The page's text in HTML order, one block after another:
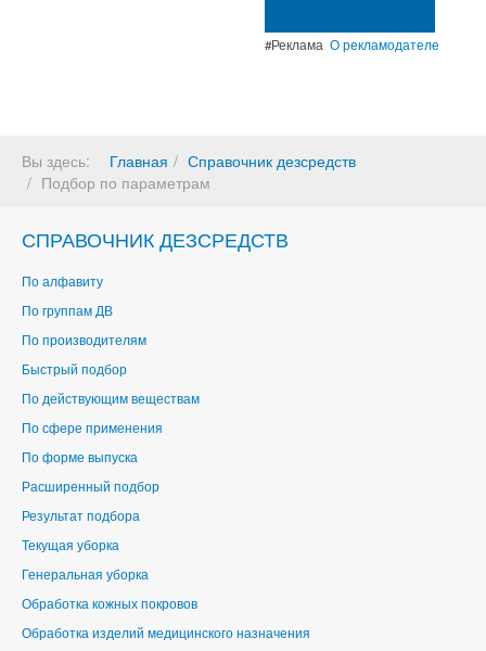
#Реклама О рекламодателе
Вы здесь: Главная
Справочник дезсредств
Подбор по параметрам
СПРАВОЧНИК ДЕЗСРЕДСТВ
По алфавиту
По группам ДВ
По производителям
Быстрый подбор
По действующим веществам
По сфере применения
По форме выпуска
Расширенный подбор
Результат подбора
Текущая уборка
Генеральная уборка
Обработка кожных покровов
Обработка изделий медицинского назначения